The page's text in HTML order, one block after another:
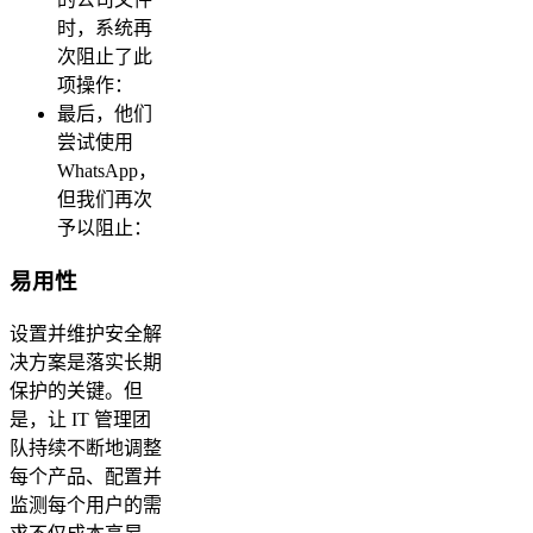
时，系统再
次阻止了此
项操作：
最后，他们
尝试使用
WhatsApp，
但我们再次
予以阻止：
易用性
设置并维护安全解
决方案是落实长期
保护的关键。但
是，让 IT 管理团
队持续不断地调整
每个产品、配置并
监测每个用户的需